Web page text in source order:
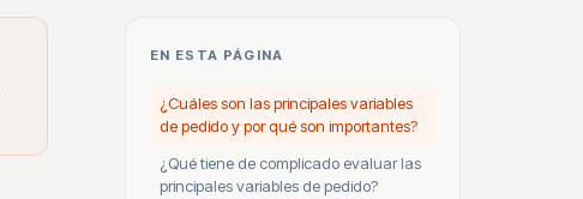
EN ESTA PÁGINA
¿Cuáles son las principales variables
de pedido y por qué son importantes?
¿Qué tiene de complicado evaluar las
principales variables de pedido?